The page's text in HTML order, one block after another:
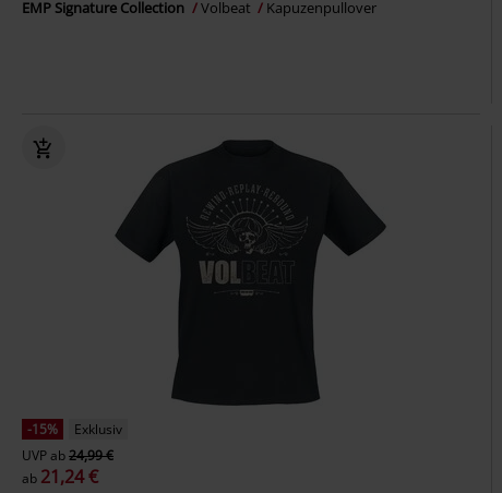
EMP Signature Collection Volbeat Kapuzenpullover
-15%
Exklusiv
UVPab24,99 €
ab 21,24 €